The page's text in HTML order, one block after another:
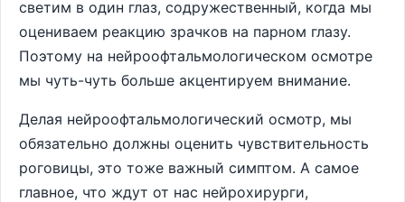
светим в один глаз, содружественный, когда мы
оцениваем реакцию зрачков на парном глазу.
Поэтому на нейроофтальмологическом осмотре
мы чуть-чуть больше акцентируем внимание.
Делая нейроофтальмологический осмотр, мы
обязательно должны оценить чувствительность
роговицы, это тоже важный симптом. А самое
главное, что ждут от нас нейрохирурги,